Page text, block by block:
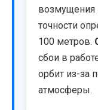
возмущения
точности
100 метров.
сбои в
орбит из-за
атмосферы.